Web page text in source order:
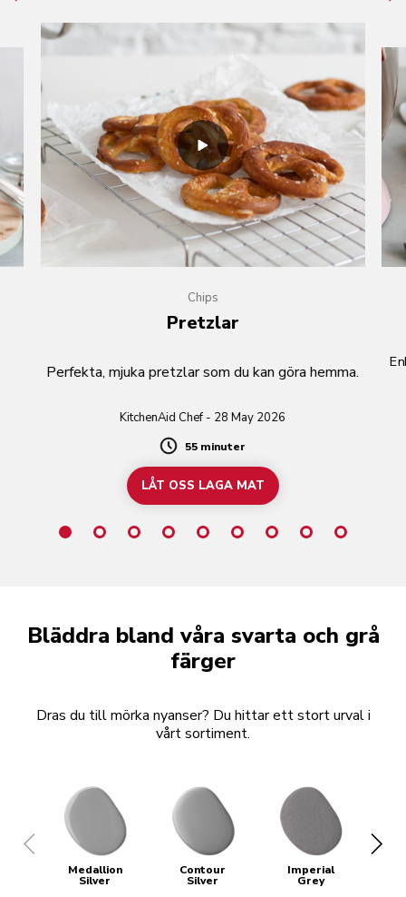
Chips
Pretzlar
Perfekta, mjuka pretzlar som du kan göra hemma.
KitchenAid Chef - 28 May 2026
Duration
55 minuter
LÅT OSS LAGA MAT
Bläddra bland våra svarta och grå
färger
Dras du till mörka nyanser? Du hittar ett stort urval i
vårt sortiment.
Medallion
Silver
Contour
Silver
Imperial
Grey